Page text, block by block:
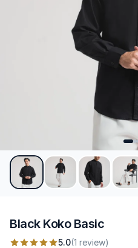
Black Koko Basic
5.0(1 review)